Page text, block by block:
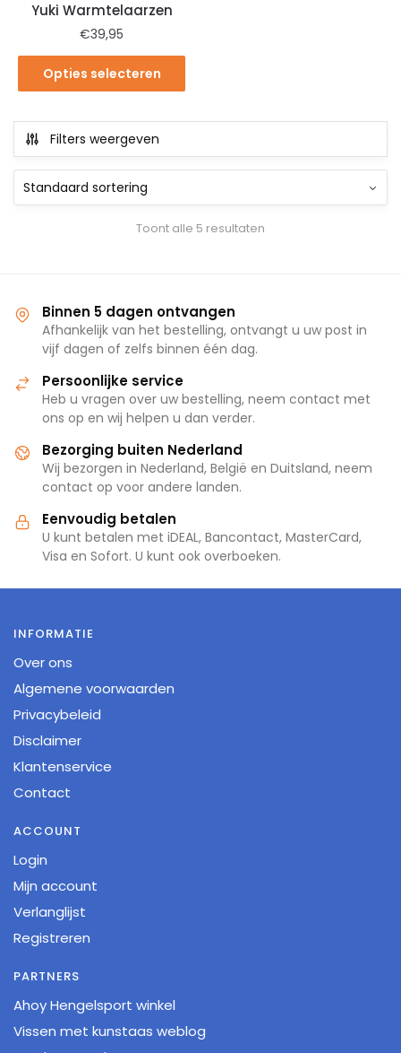
Yuki Warmtelaarzen
€39,95
Opties selecteren
Filters weergeven
Toont alle 5 resultaten
Binnen 5 dagen ontvangen
Afhankelijk van het bestelling, ontvangt u uw post in
vijf dagen of zelfs binnen één dag.
Persoonlijke service
Heb u vragen over uw bestelling, neem contact met
ons op en wij helpen u dan verder.
Bezorging buiten Nederland
Wij bezorgen in Nederland, België en Duitsland, neem
contact op voor andere landen.
Eenvoudig betalen
U kunt betalen met iDEAL, Bancontact, MasterCard,
Visa en Sofort. U kunt ook overboeken.
INFORMATIE
Over ons
Algemene voorwaarden
Privacybeleid
Disclaimer
Klantenservice
Contact
ACCOUNT
Login
Mijn account
Verlanglijst
Registreren
PARTNERS
Ahoy Hengelsport winkel
Vissen met kunstaas weblog